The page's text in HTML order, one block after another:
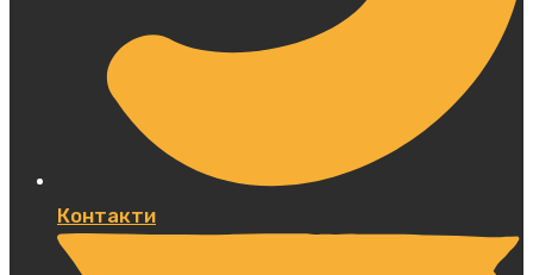
Контакти